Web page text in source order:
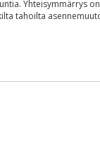
Yhteisymmärrys
tahoilta